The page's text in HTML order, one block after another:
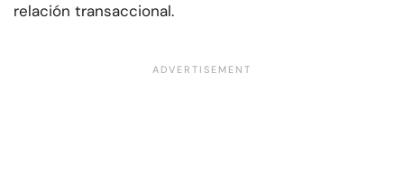
relación transaccional.